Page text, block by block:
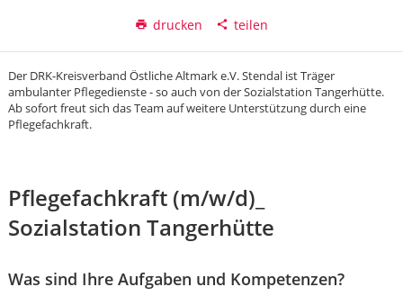
drucken teilen
Der DRK-Kreisverband Östliche Altmark e.V. Stendal ist Träger
ambulanter Pflegedienste - so auch von der Sozialstation Tangerhütte.
Ab sofort freut sich das Team auf weitere Unterstützung durch eine
Pflegefachkraft.
Pflegefachkraft (m/w/d)_
Sozialstation Tangerhütte
Was sind Ihre Aufgaben und Kompetenzen?